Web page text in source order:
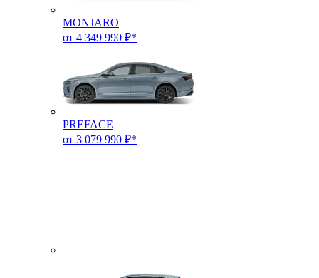
MONJARO
от 4 349 990 ₽*
PREFACE
от 3 079 990 ₽*